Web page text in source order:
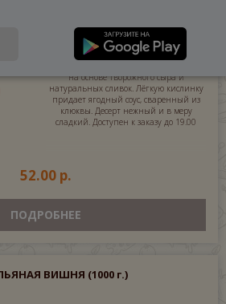
БАРХАТ(1000 г.)
на основе творожного сыра и
натуральных сливок. Лёгкую кислинку
придает ягодный соус, сваренный из
клюквы. Десерт нежный и в меру
сладкий. Доступен к заказу до 19.00
52.00 р.
ПОДРОБНЕЕ
ВИШНЯ (1000 г.)